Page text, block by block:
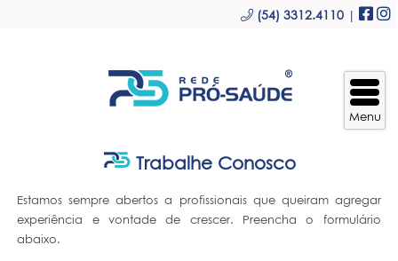
(54) 3312.4110 |
Trabalhe Conosco
Estamos sempre abertos a profissionais que queiram agregar
experiência e vontade de crescer. Preencha o formulário
abaixo.